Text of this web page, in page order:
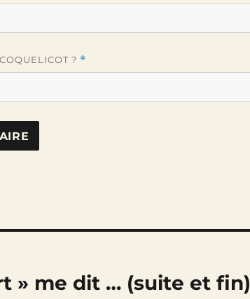
? *
» me dit … (suite et fin)